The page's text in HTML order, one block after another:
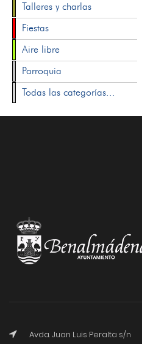
Talleres y charlas
Fiestas
Aire libre
Parroquia
Todas las categorías...
Avda. Juan Luis Peralta s/n